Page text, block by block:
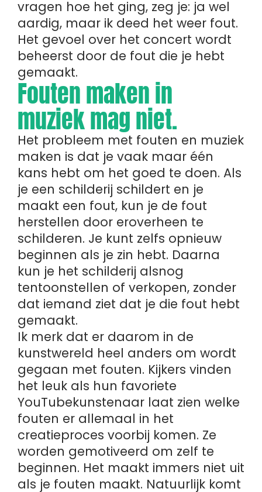
vragen hoe het ging, zeg je: ja wel
aardig, maar ik deed het weer fout.
Het gevoel over het concert wordt
beheerst door de fout die je hebt
gemaakt.
Fouten maken in
muziek mag niet.
Het probleem met fouten en muziek
maken is dat je vaak maar één
kans hebt om het goed te doen. Als
je een schilderij schildert en je
maakt een fout, kun je de fout
herstellen door eroverheen te
schilderen. Je kunt zelfs opnieuw
beginnen als je zin hebt. Daarna
kun je het schilderij alsnog
tentoonstellen of verkopen, zonder
dat iemand ziet dat je die fout hebt
gemaakt.
Ik merk dat er daarom in de
kunstwereld heel anders om wordt
gegaan met fouten. Kijkers vinden
het leuk als hun favoriete
YouTubekunstenaar laat zien welke
fouten er allemaal in het
creatieproces voorbij komen. Ze
worden gemotiveerd om zelf te
beginnen. Het maakt immers niet uit
als je fouten maakt. Natuurlijk komt